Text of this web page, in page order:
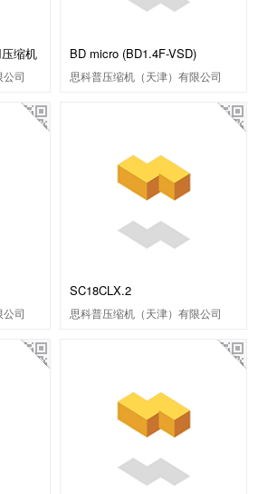
缩机
司
BD micro (BD1.4F-VSD)
思科普压缩机（天津）有限公司
司
SC18CLX.2
思科普压缩机（天津）有限公司